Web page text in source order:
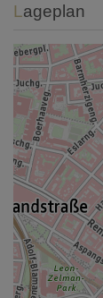
Lageplan